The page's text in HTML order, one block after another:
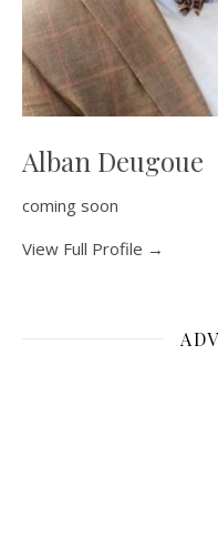
Alban Deugoue
coming soon
View Full Profile →